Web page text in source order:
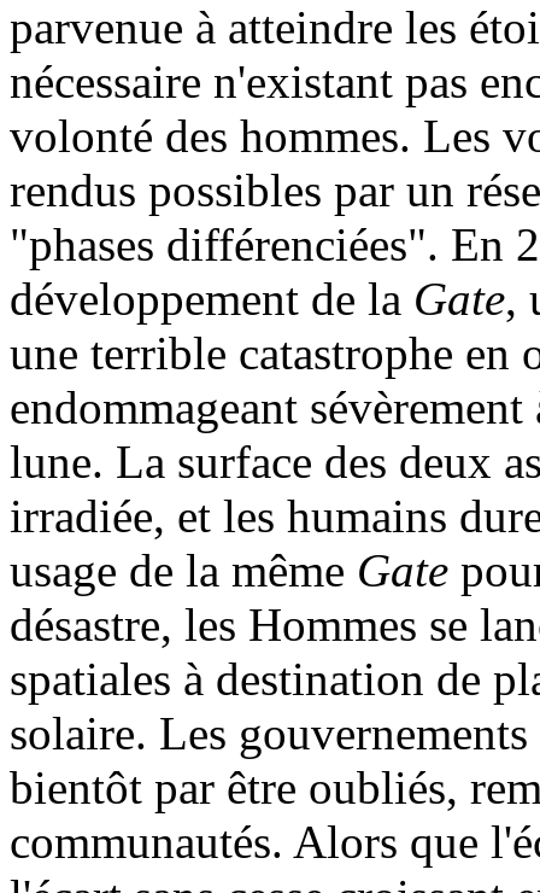
parvenue à atteindre les
nécessaire n'existant pas
volonté des hommes. Les
rendus possibles par un
"phases différenciées". En
développement de la Gate,
une terrible catastrophe en
endommageant
lune. La surface des deux
irradiée, et les humains
usage de la même Gate
désastre, les Hommes se
spatiales à destination de
solaire. Les
bientôt par être oubliés,
communautés. Alors que